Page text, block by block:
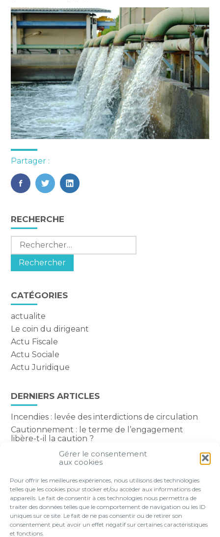
Gérer le consentement
aux cookies
Pour offrir les meilleures expériences, nous utilisons des technologies
telles que les cookies pour stocker et/ou accéder aux informations des
appareils. Le fait de consentir à ces technologies nous permettra de
traiter des données telles que le comportement de navigation ou les ID
uniques sur ce site. Le fait de ne pas consentir ou de retirer son
consentement peut avoir un effet négatif sur certaines caractéristiques
et fonctions.
Partager :
FaceBook
TwitterLinkedIn
Blog
sidebar
RECHERCHE
Rechercher :
CATÉGORIES
actualite
Le coin du dirigeant
Actu Fiscale
Actu Sociale
Actu Juridique
DERNIERS ARTICLES
Incendies : levée des interdictions de circulation
Cautionnement : le terme de l’engagement
libère-t-il la caution ?
Transport fluvial de marchandises : une aide
financière bienvenue
comptent-elles ?